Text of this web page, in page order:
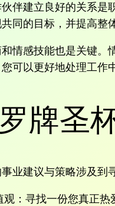
伴建立良好的关系是
同的目标，并提高整
情感技能也是关键。
可以更好地处理工作
牌圣
业建议与策略涉及到
：寻找一份您真正热